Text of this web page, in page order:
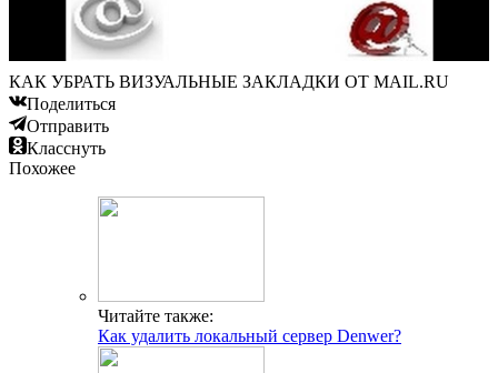
КАК УБРАТЬ ВИЗУАЛЬНЫЕ ЗАКЛАДКИ ОТ MAIL.RU
Поделиться
Отправить
Класснуть
Похожее
Читайте также:
Как удалить локальный сервер Denwer?